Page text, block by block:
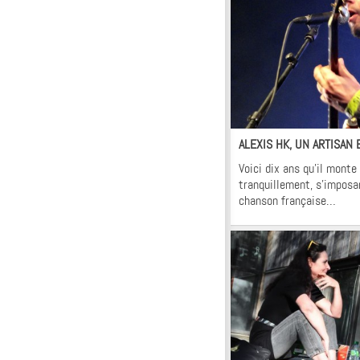
ALEXIS HK, UN ARTISAN
Voici dix ans qu’il
tranquillement,
chanson française…